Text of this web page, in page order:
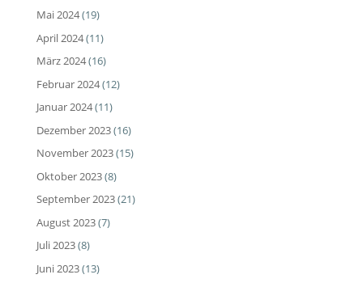
Mai 2024(19)
April 2024(11)
März 2024(16)
Februar 2024(12)
Januar 2024(11)
Dezember 2023(16)
November 2023(15)
Oktober 2023(8)
September 2023(21)
August 2023(7)
Juli 2023(8)
Juni 2023(13)